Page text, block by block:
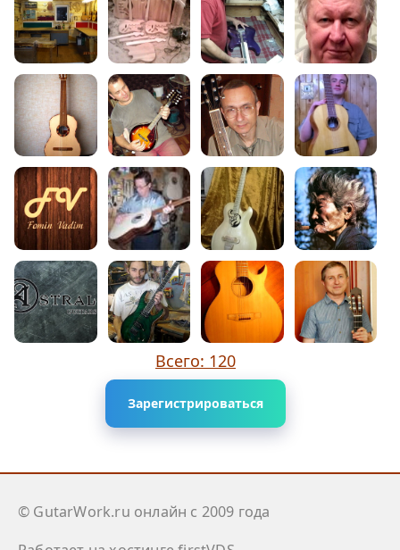
Всего: 120
Зарегистрироваться
© GutarWork.ru онлайн c 2009 года